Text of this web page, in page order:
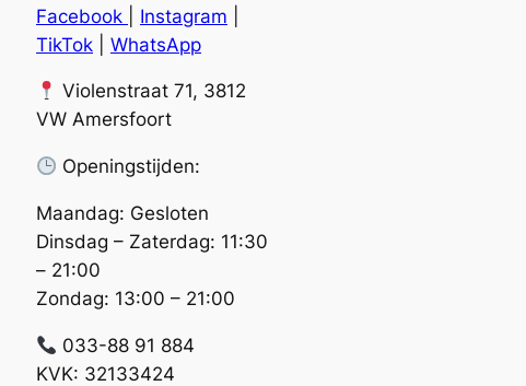
Facebook Instagram
TikTok
WhatsApp
Violenstraat 71, 3812
VW Amersfoort
Openingstijden:
Maandag: Gesloten
Dinsdag – Zaterdag: 11:30
– 21:00
Zondag: 13:00 – 21:00
033-88 91 884
KVK: 32133424